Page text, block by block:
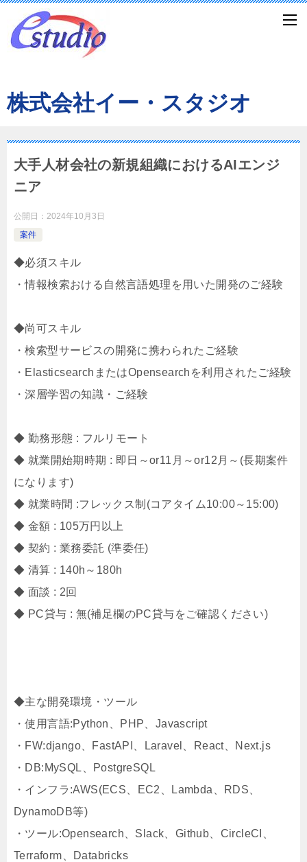
株式会社イー・スタジオ
大手人材会社の新規組織におけるAIエンジ
ニア
公開日： 2024年10月3日
案件
◆必須スキル
・情報検索おける自然言語処理を用いた開発のご経験
◆尚可スキル
・検索型サービスの開発に携わられたご経験
・ElasticsearchまたはOpensearchを利用されたご経験
・深層学習の知識・ご経験
◆ 勤務形態 : フルリモート
◆ 就業開始期時期 : 即日～or11月～or12月～(長期案件
になります)
◆ 就業時間 :フレックス制(コアタイム10:00～15:00)
◆ 金額 : 105万円以上
◆ 契約 : 業務委託 (準委任)
◆ 清算 : 140h～180h
◆ 面談 : 2回
◆ PC貸与 : 無(補足欄のPC貸与をご確認ください)
◆主な開発環境・ツール
・使用言語:Python、PHP、Javascript
・FW:django、FastAPI、Laravel、React、Next.js
・DB:MySQL、PostgreSQL
・インフラ:AWS(ECS、EC2、Lambda、RDS、
DynamoDB等)
・ツール:Opensearch、Slack、Github、CircleCI、
Terraform、Databricks